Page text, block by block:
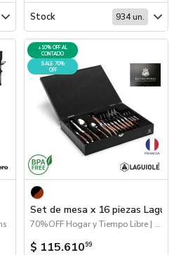
Stock 934 un.
+10% OFF AL
CONTADO
SALE 70%
OFF
Set de mesa x 16 piezas
70%OFF Hogar y Tiempo Libre | Hogar y Tiempo Libre
$ 115.61099